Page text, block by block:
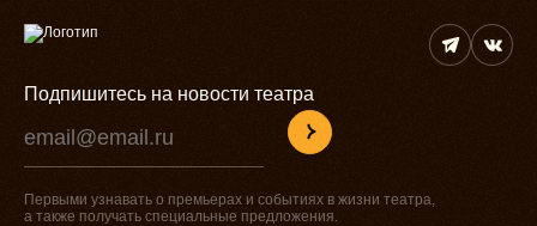
Подпишитесь на новости театра
Первыми узнавать о премьерах и событиях в жизни театра,
а также получать специальные предложения.